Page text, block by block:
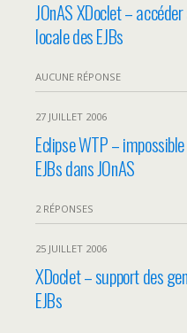
JOnAS XDoclet –
locale des EJBs
AUCUNE RÉPONSE
27 JUILLET 2006
Eclipse WTP –
EJBs dans JOnAS
2 RÉPONSES
25 JUILLET 2006
XDoclet – support des
EJBs